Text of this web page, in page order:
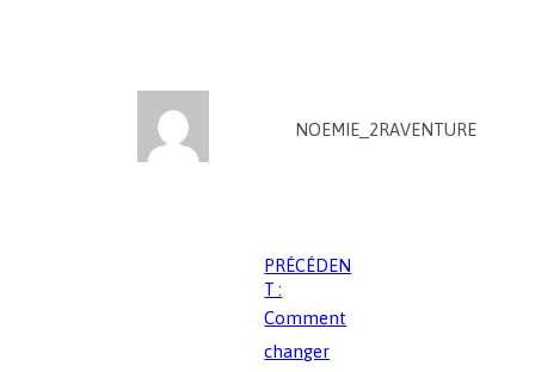
NOEMIE_2RAVENTURE
PRÉCÉDEN
T :
Comment
changer